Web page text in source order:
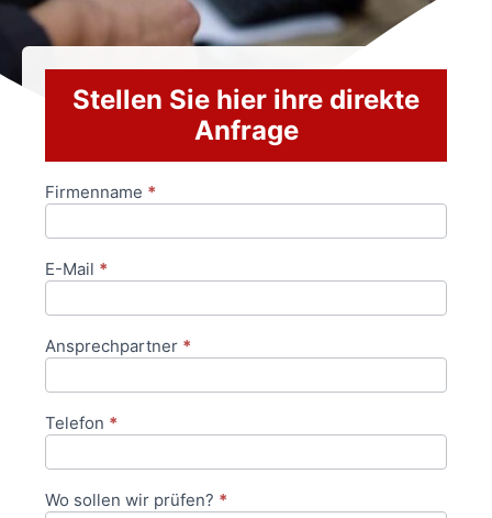
Stellen Sie hier ihre direkte
Anfrage
Anfrageformular
Firmenname *
E-Mail *
Ansprechpartner *
Telefon *
Wo sollen wir prüfen? *